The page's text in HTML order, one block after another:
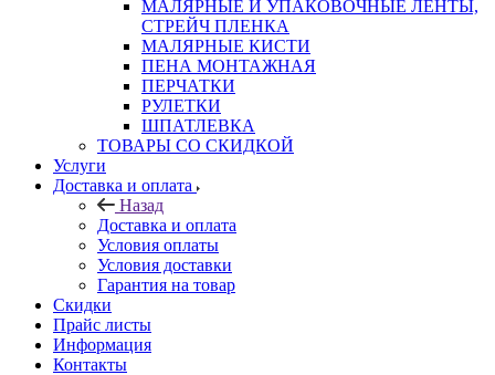
МАЛЯРНЫЕ И УПАКОВОЧНЫЕ ЛЕНТЫ,
СТРЕЙЧ ПЛЕНКА
МАЛЯРНЫЕ КИСТИ
ПЕНА МОНТАЖНАЯ
ПЕРЧАТКИ
РУЛЕТКИ
ШПАТЛЕВКА
ТОВАРЫ СО СКИДКОЙ
Услуги
Доставка и оплата
Назад
Доставка и оплата
Условия оплаты
Условия доставки
Гарантия на товар
Скидки
Прайс листы
Информация
Контакты